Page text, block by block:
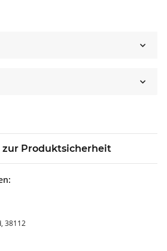
zur Produktsicherheit
38112